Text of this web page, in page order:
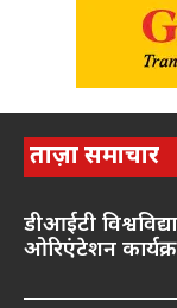
ताज़ा समाचार
डीआईटी
ओरिएंटेशन